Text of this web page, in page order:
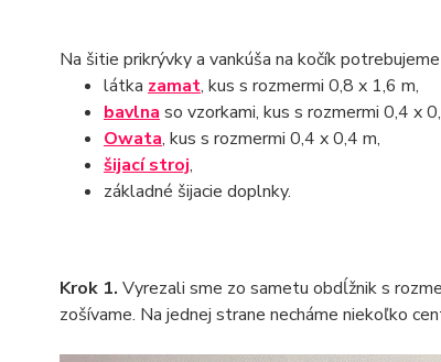
Na šitie prikrývky a vankúša na kočík
látka zamat, kus s rozmermi 0,8 x 1,6 m,
bavlna so vzorkami, kus s rozmermi 0,4 x
Owata, kus s rozmermi 0,4 x 0,4 m,
šijací stroj,
základné šijacie doplnky.
Krok 1. Vyrezali sme zo sametu obdĺžnik s
zošívame. Na jednej strane necháme niekoľko